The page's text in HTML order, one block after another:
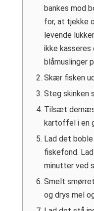
bankes mod
for, at tjekke
levende
ikke
blåmuslinger
Skær fisken
Steg skinken
Tilsæt
kartoffel i en
Lad det
fiskefond.
minutter ved
Smelt
og drys mel